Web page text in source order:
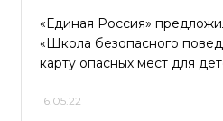
«Единая Россия»
«Школа безопасного
карту опасных мест для
16.05.22